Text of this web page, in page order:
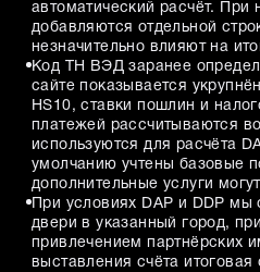
автоматический расчёт. При
добавляются отдельной
незначительно влияют на
Код ТН ВЭД заранее
сайте показывается
HS10, ставки пошлин и
платежей рассчитываются
используются для расчёта
умолчанию учтены базовые
дополнительные услуги
При условиях DAP и DDP мы
двери в указанный город,
привлечением партнёрских
выставления счёта